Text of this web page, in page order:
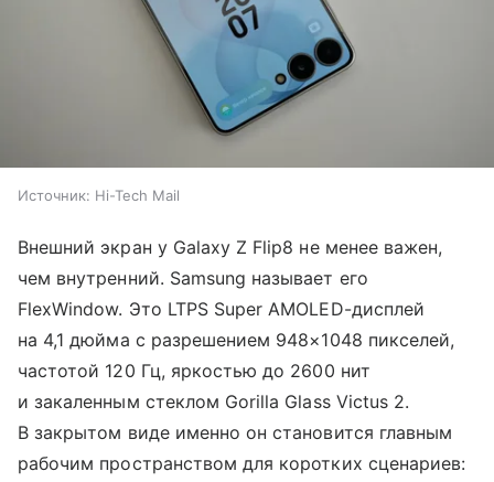
Источник: Hi-Tech Mail
Внешний экран у Galaxy Z Flip8 не менее важен,
чем внутренний. Samsung называет его
FlexWindow. Это LTPS Super AMOLED-дисплей
на 4,1 дюйма с разрешением 948×1048 пикселей,
частотой 120 Гц, яркостью до 2600 нит
и закаленным стеклом Gorilla Glass Victus 2.
В закрытом виде именно он становится главным
рабочим пространством для коротких сценариев: